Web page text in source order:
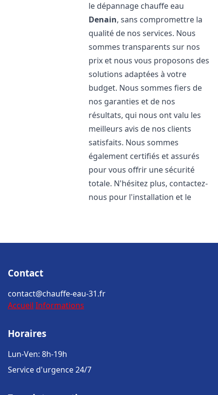
le dépannage chauffe eau
Denain, sans compromettre la
qualité de nos services. Nous
sommes transparents sur nos
prix et nous vous proposons des
solutions adaptées à votre
budget. Nous sommes fiers de
nos garanties et de nos
résultats, qui nous ont valu les
meilleurs avis de nos clients
satisfaits. Nous sommes
également certifiés et assurés
pour vous offrir une sécurité
totale. N'hésitez plus, contactez-
nous pour l'installation et le
Contact
contact@chauffe-eau-31.fr
Accueil Informations
Horaires
Lun-Ven: 8h-19h
Service d'urgence 24/7